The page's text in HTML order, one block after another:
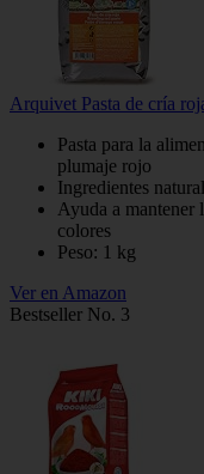
Arquivet Pasta de cría
Pasta para la
plumaje rojo
Ingredientes
Ayuda a mantener
colores
Peso: 1 kg
Ver en Amazon
Bestseller No. 3